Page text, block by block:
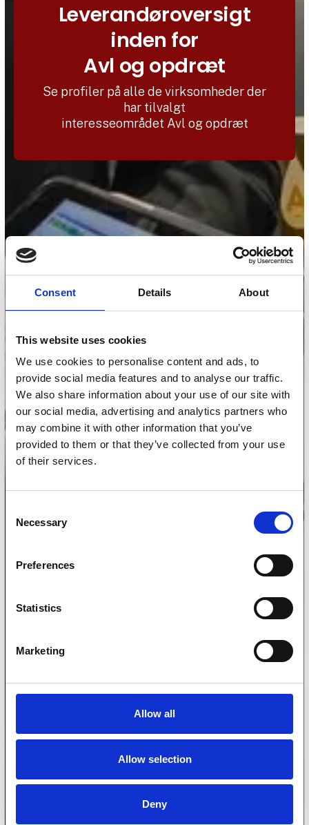
Consent Details About
This website uses cookies
We use cookies to personalise content and ads, to
provide social media features and to analyse our traffic.
We also share information about your use of our site with
our social media, advertising and analytics partners who
may combine it with other information that you’ve
provided to them or that they’ve collected from your use
of their services.
Selection
Necessary
Preferences
Statistics
Marketing
Allow all
Allow selection
Deny
Leverandøroversigt
inden for
Avl og opdræt
Se profiler på alle de virksomheder der
har tilvalgt
interesseområdet Avl og opdræt